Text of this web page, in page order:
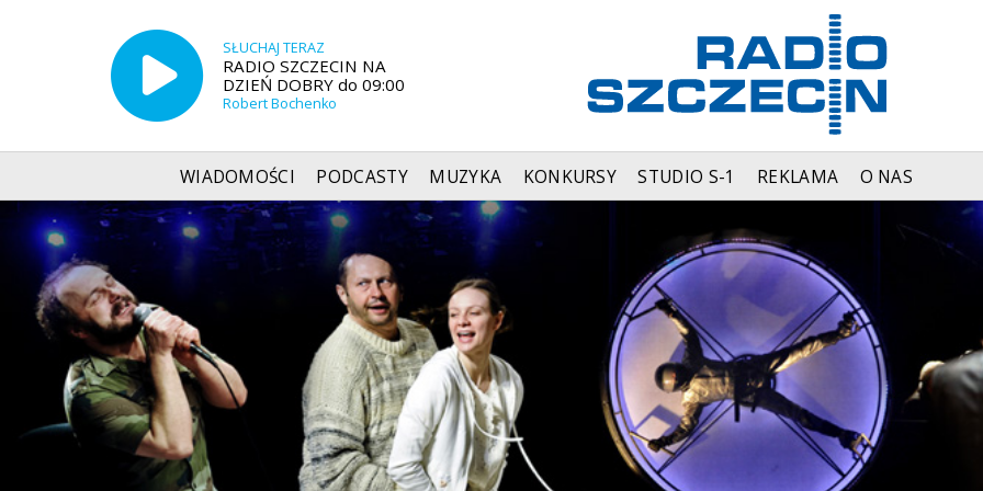
SŁUCHAJ TERAZ
RADIO SZCZECIN NA
DZIEŃ DOBRY do 09:00
Robert Bochenko
WIADOMOŚCI PODCASTY MUZYKA KONKURSY STUDIO S-1 REKLAMA O NAS